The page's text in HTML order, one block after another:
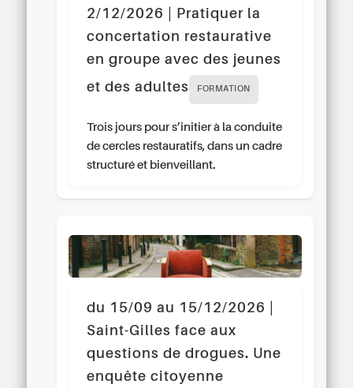
2/12/2026 | Pratiquer la
concertation restaurative
en groupe avec des jeunes
et des adultes
FORMATION
Trois jours pour s’initier à la conduite
de cercles restauratifs, dans un cadre
structuré et bienveillant.
du 15/09 au 15/12/2026 |
Saint-Gilles face aux
questions de drogues. Une
enquête citoyenne